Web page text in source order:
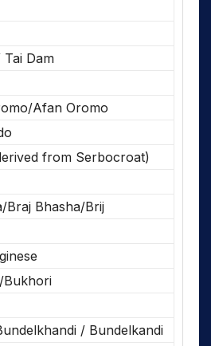
Tai Dam
Afan Oromo
from Serbocroat)
Braj Bhasha/Brij
Bukhori
/ Bundelkandi